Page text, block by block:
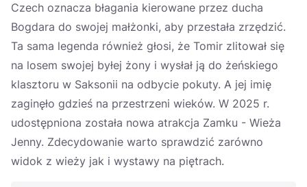
Czech oznacza błagania kierowane przez ducha
Bogdara do swojej małżonki, aby przestała zrzędzić.
Ta sama legenda również głosi, że Tomir zlitował się
na losem swojej byłej żony i wysłał ją do żeńskiego
klasztoru w Saksonii na odbycie pokuty. A jej imię
zaginęło gdzieś na przestrzeni wieków. W 2025 r.
udostępniona została nowa atrakcja Zamku - Wieża
Jenny. Zdecydowanie warto sprawdzić zarówno
widok z wieży jak i wystawy na piętrach.